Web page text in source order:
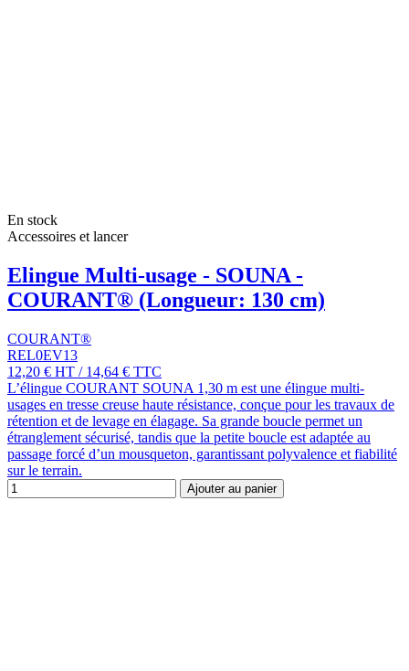
En stock
Accessoires et lancer
Elingue Multi-usage - SOUNA -
COURANT® (Longueur: 130 cm)
COURANT®
REL0EV13
12,20 € HT / 14,64 € TTC
L’élingue COURANT SOUNA 1,30 m est une élingue multi-
usages en tresse creuse haute résistance, conçue pour les travaux de
rétention et de levage en élagage. Sa grande boucle permet un
étranglement sécurisé, tandis que la petite boucle est adaptée au
passage forcé d’un mousqueton, garantissant polyvalence et fiabilité
sur le terrain.
Ajouter au panier